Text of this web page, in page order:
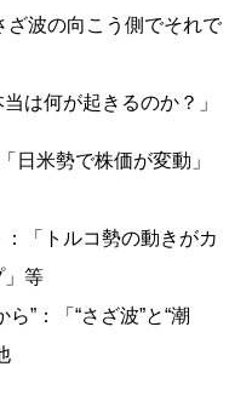
ざ波の向こう側でそれで
何が起きるのか？」
日米勢で株価が変動」
「トルコ勢の動きがカ
」等
”：「“さざ波”と“潮